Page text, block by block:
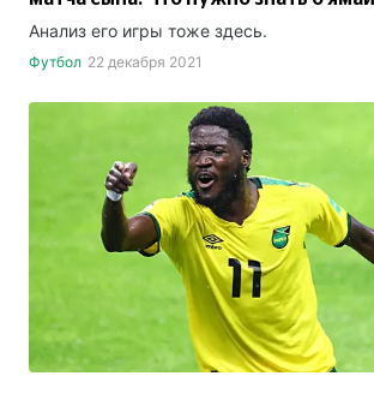
Анализ его игры тоже здесь.
Футбол 22 декабря 2021